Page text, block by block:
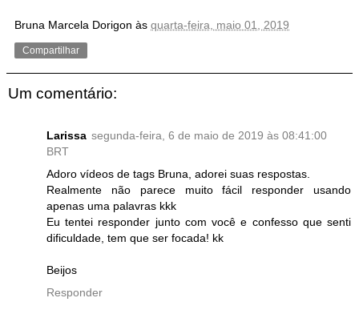
Bruna Marcela Dorigon às quarta-feira, maio 01, 2019
Compartilhar
Um comentário:
Larissa segunda-feira, 6 de maio de 2019 às 08:41:00
BRT
Adoro vídeos de tags Bruna, adorei suas respostas.
Realmente não parece muito fácil responder usando
apenas uma palavras kkk
Eu tentei responder junto com você e confesso que senti
dificuldade, tem que ser focada! kk
Beijos
Responder